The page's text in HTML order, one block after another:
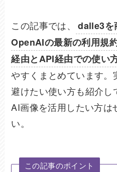
この記事では、
dalle3を
OpenAIの最新の利用規
経由とAPI経由での使い
やすくまとめています。
避けたい使い方も紹介し
AI画像を活用したい方は
い。
この記事のポイント